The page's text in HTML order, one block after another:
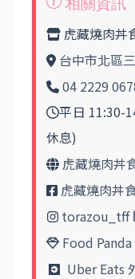
虎藏燒肉丼
台中市北區
04 2229
平日 11:30-
休息)
虎藏燒肉丼
虎藏燒肉丼
torazou_tff
Food
Uber Eats